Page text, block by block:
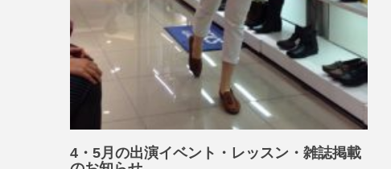
4・5月の出演イベント・レッスン・雑誌掲載